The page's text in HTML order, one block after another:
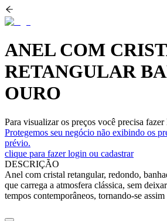
ANEL COM
RETANGULAR
OURO
Para visualizar os preços você precisa
Protegemos seu negócio não exibindo os
prévio.
clique para fazer login ou cadastrar
DESCRIÇÃO
Anel com cristal retangular, redondo,
que carrega a atmosfera clássica, sem
tempos contemporâneos, tornando-se